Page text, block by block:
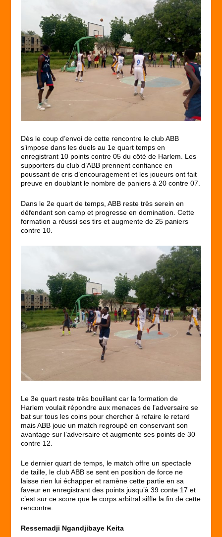
Dès le coup d’envoi de cette rencontre le club ABB
s’impose dans les duels au 1e quart temps en
enregistrant 10 points contre 05 du côté de Harlem. Les
supporters du club d’ABB prennent confiance en
poussant de cris d’encouragement et les joueurs ont fait
preuve en doublant le nombre de paniers à 20 contre 07.
Dans le 2e quart de temps, ABB reste très serein en
défendant son camp et progresse en domination. Cette
formation a réussi ses tirs et augmente de 25 paniers
contre 10.
Le 3e quart reste très bouillant car la formation de
Harlem voulait répondre aux menaces de l’adversaire se
bat sur tous les coins pour chercher à refaire le retard
mais ABB joue un match regroupé en conservant son
avantage sur l’adversaire et augmente ses points de 30
contre 12.
Le dernier quart de temps, le match offre un spectacle
de taille, le club ABB se sent en position de force ne
laisse rien lui échapper et ramène cette partie en sa
faveur en enregistrant des points jusqu’à 39 conte 17 et
c’est sur ce score que le corps arbitral siffle la fin de cette
rencontre.
Ressemadji Ngandjibaye Keita